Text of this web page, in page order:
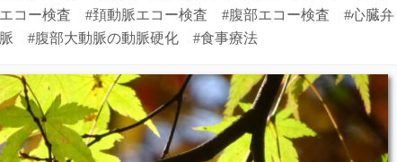
ー検査 #頚動脈エコー検査 #腹部エコー検査 #心臓弁
#腹部大動脈の動脈硬化 #食事療法